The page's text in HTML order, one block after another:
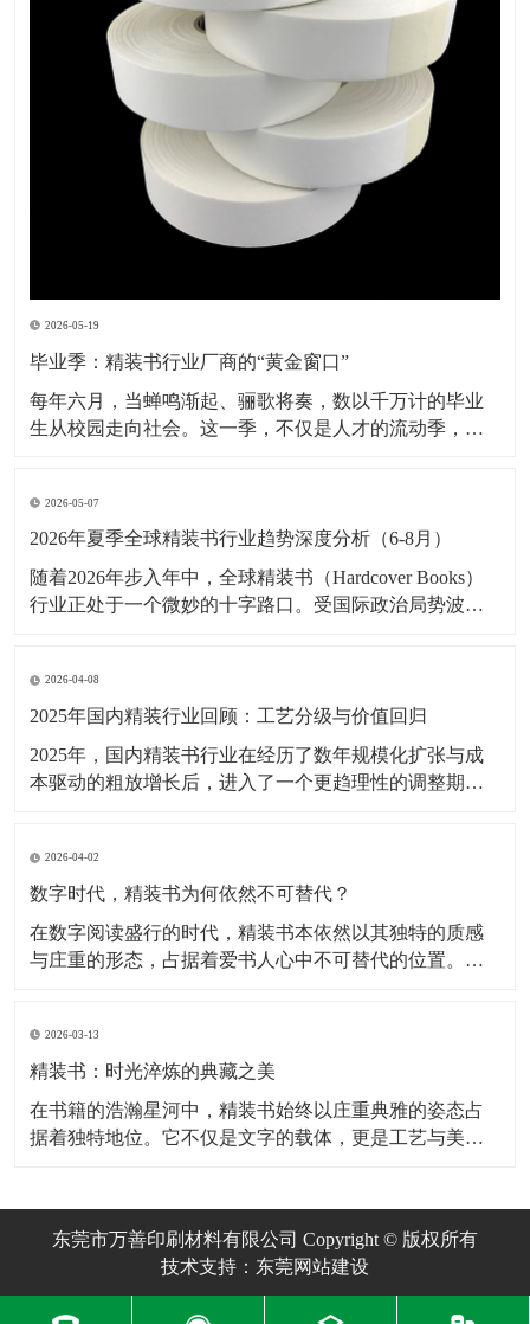
2026-05-19
毕业季：精装书行业厂商的“黄金窗口”
每年六月，当蝉鸣渐起、骊歌将奏，数以千万计的毕业
生从校园走向社会。这一季，不仅是人才的流动季，也
班级定制纪念册、荣誉证书封套、校友录典藏本——毕
业季催生出海量的精装需求，其订单规模之大、交付周
期之
2026-05-07
2026年夏季全球精装书行业趋势深度分析（6-8月）
随着2026年步入年中，全球精装书（Hardcover Books）
行业正处于一个微妙的十字路口。受国际政治局势波
现出与往年截然不同的竞争格局。 一、 国际局势与宏观
成本的“拉锯战” 进
2026-04-08
2025年国内精装行业回顾：工艺分级与价值回归
2025年，国内精装书行业在经历了数年规模化扩张与成
本驱动的粗放增长后，进入了一个更趋理性的调整期。
始主动回溯传统工艺细节。整体来看，行业关键词不再
是“更大更厚”，而是“耐用性”与“可辨识的质
2026-04-02
数字时代，精装书为何依然不可替代？
在数字阅读盛行的时代，精装书本依然以其独特的质感
与庄重的形态，占据着爱书人心中不可替代的位置。它
都经历了一场精密而富有诗意的旅程。 精装书的核心魅
力，在于其经得起岁月摩挲的坚固结构。与平装书不同
2026-03-13
精装书：时光淬炼的典藏之美
在书籍的浩瀚星河中，精装书始终以庄重典雅的姿态占
据着独特地位。它不仅是文字的载体，更是工艺与美学
雕琢的典藏基因 精装书的核心魅力在于其繁复而严
东莞市万善印刷材料有限公司 Copyright © 版权所有
技术支持：东莞网站建设